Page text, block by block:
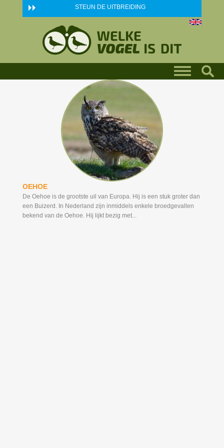
Skip to main content STEUN DE UITBREIDING
OEHOE
De Oehoe is de grootste uil van Europa. Hij is een stuk groter dan
een Buizerd. In Nederland zijn inmiddels enkele broedgevallen
bekend van de Oehoe. Hij lijkt bezig met...